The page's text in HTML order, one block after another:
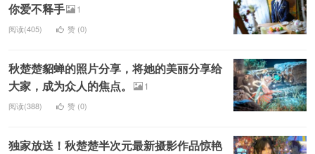
你爱不释手
1
阅读(405) 赞 (0)
秋楚楚貂蝉的照片分享，将她的美丽分享给
大家，成为众人的焦点。
1
阅读(388) 赞 (0)
独家放送！秋楚楚半次元最新摄影作品惊艳